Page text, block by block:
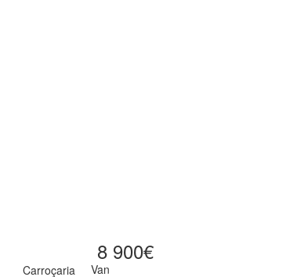
8 900€
Carroçaria
Van